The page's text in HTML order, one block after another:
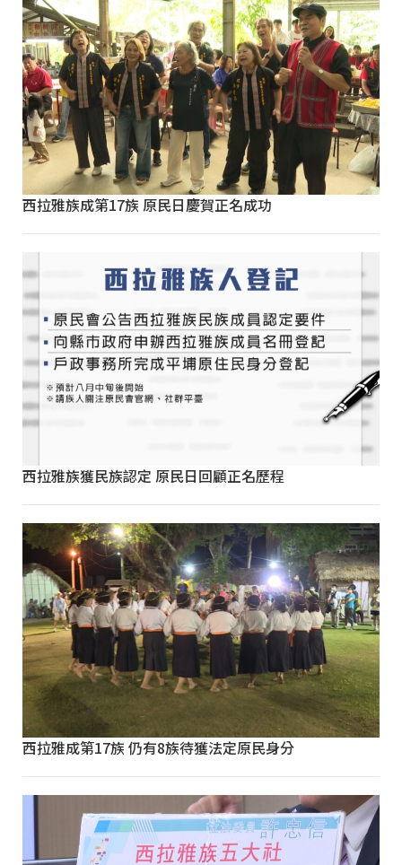
西拉雅族成第17族 原民日慶賀正名成功
西拉雅族獲民族認定 原民日回顧正名歷程
西拉雅成第17族 仍有8族待獲法定原民身分